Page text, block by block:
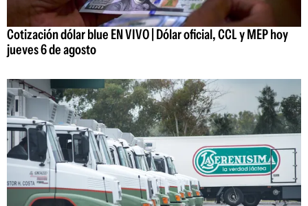
Cotización dólar blue EN VIVO | Dólar oficial, CCL y MEP hoy
jueves 6 de agosto